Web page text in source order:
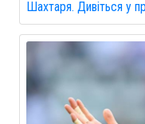
Шахтаря. Дивіться у